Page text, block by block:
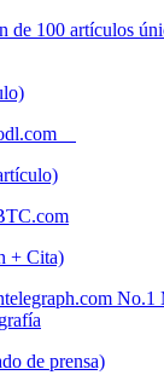
de 100 artículos
+ Cita)
No.1
de prensa)